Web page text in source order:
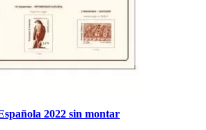
2022 sin montar